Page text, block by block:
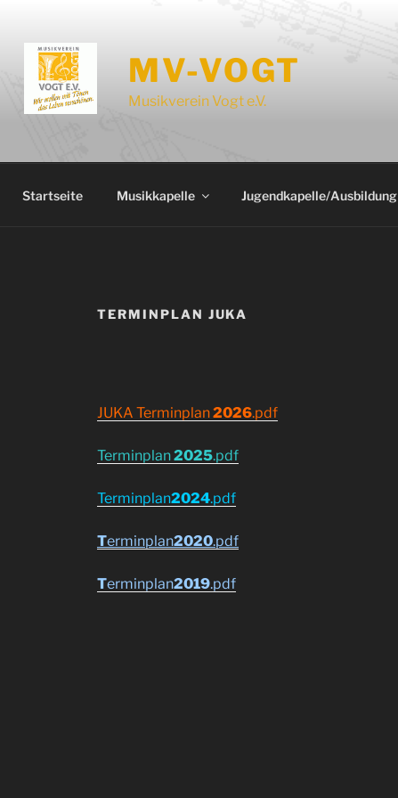
MV-VOGT
Musikverein Vogt e.V.
Startseite Musikkapelle Jugendkapelle/Ausbildung
TERMINPLAN JUKA
JUKA Terminplan2026.pdf
Terminplan2025.pdf
Terminplan2024.pdf
Terminplan2020.pdf
Terminplan2019.pdf